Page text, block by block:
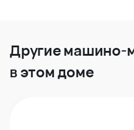
Другие машино-
в этом доме